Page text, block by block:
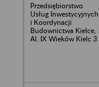
Przedsiębiorstwo
Usług Inwestycyjnych
i Koordynacji
Budownictwa Kielce,
Al. IX Wieków Kielc 3